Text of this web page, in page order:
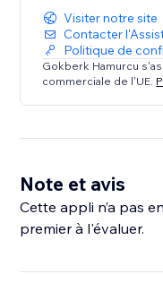
Visiter notre site
Contacter
Politique de
Gokberk Hamurcu
commerciale de l'UE.
Note et avis
Cette appli n’a pas
premier à l'évaluer.